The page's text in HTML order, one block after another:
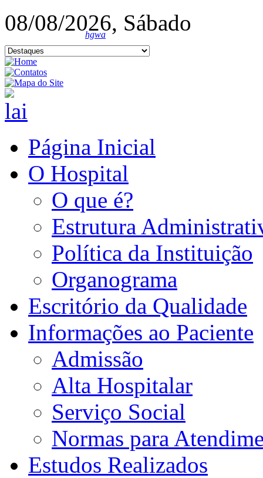
08/08/2026, Sábado
hgwa
Página Inicial
O Hospital
O que é?
Estrutura
Política da Instituição
Organograma
Escritório da Qualidade
Informações ao Paciente
Admissão
Alta Hospitalar
Serviço Social
Normas para
Estudos Realizados